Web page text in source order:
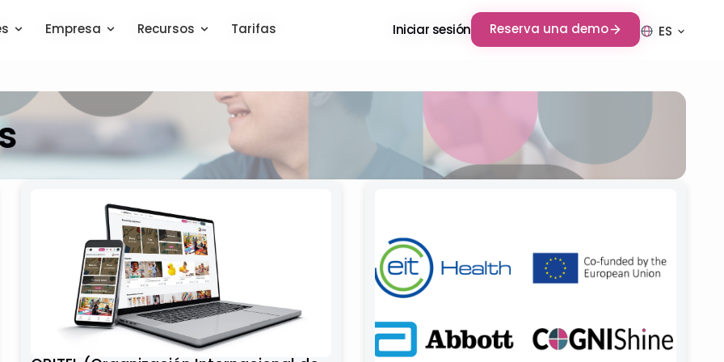
Empresa Recursos Tarifas Iniciar sesión Reserva una demo ES
Empresa Recursos Tarifas Iniciar sesión Reserva una demo ES